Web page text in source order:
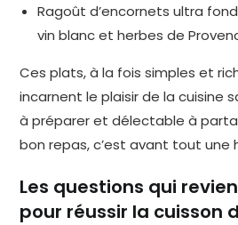
Ragoût d’encornets ultra
vin blanc et herbes de
Ces plats, à la fois simples et
incarnent le plaisir de la cuisine
à préparer et délectable à
bon repas, c’est avant tout
Les questions qui
pour réussir la cuisson